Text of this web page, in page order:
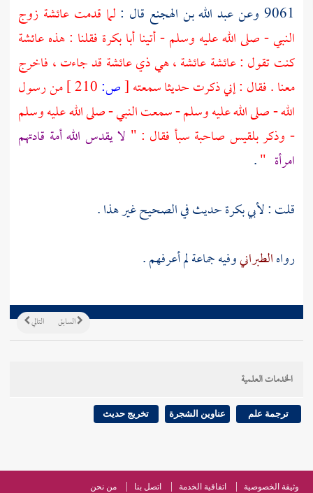
9061 وعن عبد الله بن الهجنع قال : لما قدمت عائشة زوج
النبي - صلى الله عليه وسلم - أتيناأبا بكرة فقلنا : هذهعائشة
كنت تقول :عائشةعائشة، هي ذيعائشة قد جاءت ، فاخرج
معنا . فقال : إني ذكرت حديثا سمعته[ص:
من رسول
الله - صلى الله عليه وسلم - سمعت النبي - صلى الله عليه وسلم
- وذكربلقيس صاحبة سبأ فقال : " لا يقدس الله أمة قادتهم
امرأة "
.
قلت :لأبي بكرةحديث في الصحيح غير هذا .
رواهالطبرانيوفيه جماعة لم أعرفهم .
التالي السابق
الخدمات العلمية
ترجمة علم عناوين الشجرة تخريج حديث
وثيقة الخصوصية اتفاقية الخدمة اتصل بنا من نحن